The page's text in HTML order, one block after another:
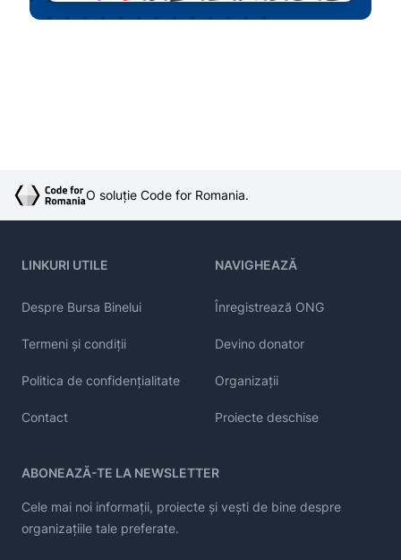
O soluție Code for Romania.
LINKURI UTILE
Despre Bursa Binelui
Termeni și condiții
Politica de confidențialitate
Contact
NAVIGHEAZĂ
Înregistrează ONG
Devino donator
Organizații
Proiecte deschise
ABONEAZĂ-TE LA NEWSLETTER
Cele mai noi informații, proiecte și vești de bine despre
organizațiile tale preferate.